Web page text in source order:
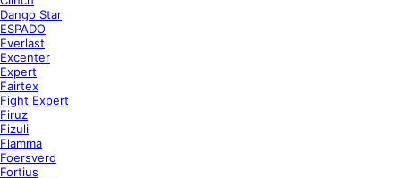
Dango Star
ESPADO
Everlast
Excenter
Expert
Fairtex
Fight Expert
Firuz
Fizuli
Flamma
Foersverd
Fortius